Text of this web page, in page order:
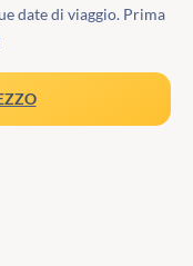
date di viaggio. Prima